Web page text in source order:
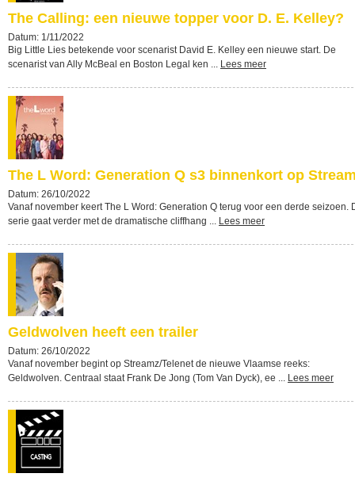
The Calling: een nieuwe topper voor D. E. Kelley?
Datum: 1/11/2022
Big Little Lies betekende voor scenarist David E. Kelley een nieuwe start. De
scenarist van Ally McBeal en Boston Legal ken ... Lees meer
The L Word: Generation Q s3 binnenkort op
Datum: 26/10/2022
Vanaf november keert The L Word: Generation Q terug voor een derde seizoen.
serie gaat verder met de dramatische cliffhang ... Lees meer
Geldwolven heeft een trailer
Datum: 26/10/2022
Vanaf november begint op Streamz/Telenet de nieuwe Vlaamse reeks:
Geldwolven. Centraal staat Frank De Jong (Tom Van Dyck), ee ... Lees meer